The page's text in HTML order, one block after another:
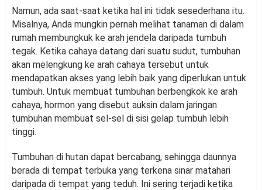
Namun, ada saat-saat ketika hal ini tidak sesederhana itu.
Misalnya, Anda mungkin pernah melihat tanaman di dalam
rumah membungkuk ke arah jendela daripada tumbuh
tegak. Ketika cahaya datang dari suatu sudut, tumbuhan
akan melengkung ke arah cahaya tersebut untuk
mendapatkan akses yang lebih baik yang diperlukan untuk
tumbuh. Untuk membuat tumbuhan berbengkok ke arah
cahaya, hormon yang disebut auksin dalam jaringan
tumbuhan membuat sel-sel di sisi gelap tumbuh lebih
tinggi.
Tumbuhan di hutan dapat bercabang, sehingga daunnya
berada di tempat terbuka yang terkena sinar matahari
daripada di tempat yang teduh. Ini sering terjadi ketika